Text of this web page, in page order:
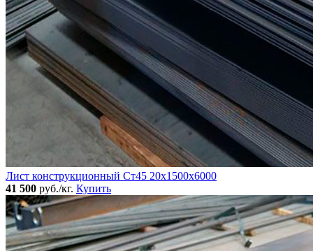
Лист конструкционный Ст45 20х1500х6000
41 500 руб./кг. Купить